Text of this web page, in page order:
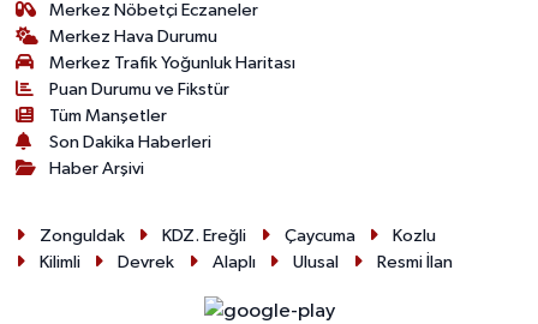
Merkez Nöbetçi Eczaneler
Merkez Hava Durumu
Merkez Trafik Yoğunluk Haritası
Puan Durumu ve Fikstür
Tüm Manşetler
Son Dakika Haberleri
Haber Arşivi
Zonguldak KDZ. Ereğli Çaycuma
Kozlu
Kilimli
Devrek Alaplı Ulusal Resmi İlan